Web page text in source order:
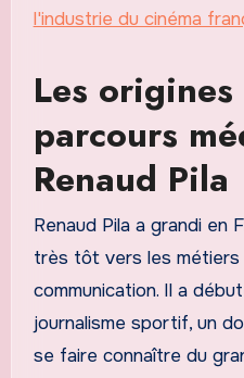
l'industrie du cinéma
Les
parcours
Renaud Pila
Renaud Pila a grandi en
très tôt vers les métiers
communication. Il a
journalisme sportif, un
se faire connaître du